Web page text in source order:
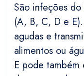
São infeções
(A, B, C, D e
agudas e
alimentos ou
E pode também